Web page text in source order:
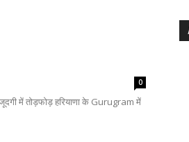
0
में तोड़फोड़ हरियाणा के Gurugram में